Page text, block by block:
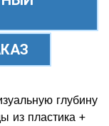
глубину
из пластика +